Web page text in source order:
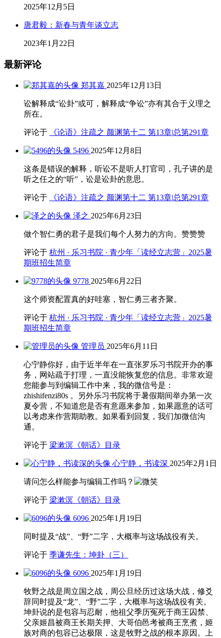
2025年12月5日
唐君毅：新春与青年谈立志
2023年1月22日
最新评论
郑其嘉 2025年12月13日
讼解释成“讼卦”或可，解释成“争讼”亦有其合于义理之
所在。
评论于 《论语》注疏之 颜渊第十二 第13章|总第291章
5496 2025年12月8日
这条是错误的解释，听讼不是听人打官司，孔子讲的是
听之任之的“听”，讼是讼卦的意思。
评论于 《论语》注疏之 颜渊第十二 第13章|总第291章
泽之 2025年6月23日
做个智仁勇的君子是我们每个人努力的方向。赞赞赞
评论于 杭州 · 乐习书院 · 青少年「读经立志营」2025暑
期班招生简章
9778 2025年6月22日
这个师资配置真的好哇塞，智仁勇三者齐聚。
评论于 杭州 · 乐习书院 · 青少年「读经立志营」2025暑
期班招生简章
管理员 2025年6月11日
心宁静你好，由于近半年在一直张罗乐习书院开办的事
务，网站疏于打理，一直没能恢复您的信息。非常欢迎
您能参与到编辑工作中来，我的微信号是：
zhishifenzi80s 。另外乐习书院将于暑假期间举办第一次
夏令营，不知道您是否有意愿来参加，如果愿意的话可
以考虑来作营期助教。如果看到回复，我们加微信沟
通。
评论于 梁漱溟《朝话》目录
心宁静，书读深 2025年2月1日
请问怎么样能参与编辑工作吗？
评论于 梁漱溟《朝话》目录
6096 2025年1月19日
同时提及“战”、“野”二字，大概率与这场战役有关。
评论于 季谦先生：坤卦（三）
6096 2025年1月19日
牧野之战是周立国之战，周公旦经历过这场大战，修爻
辞同时提及“龙”、“野”二字，大概率与这场战役有关。
坤卦说的是包容与忍耐，他祖父季历冤死于商王囚禁、
父亲姬昌被商王长期关押、大哥伯邑考被商王烹煮，姬
族对商的包容已达极限，这是牧野之战的根本原因。上